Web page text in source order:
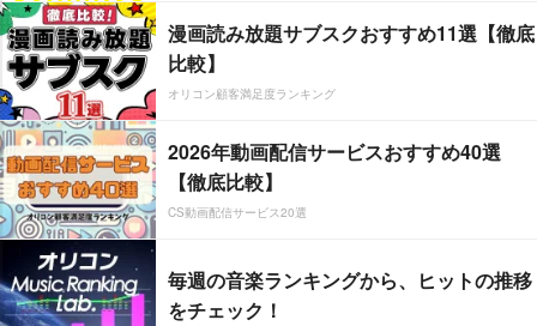
漫画読み放題サブスクおすすめ11選【徹底
比較】
オリコン顧客満足度ランキング
2026年動画配信サービスおすすめ40選
【徹底比較】
CS動画配信サービス20選
毎週の音楽ランキングから、ヒットの推移
をチェック！